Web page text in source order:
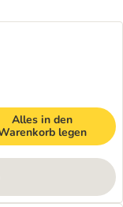
Alles in den
legen